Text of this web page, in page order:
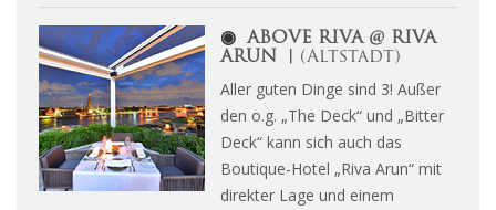
◉ABOVE RIVA @ RIVA
ARUN ︱ (Altstadt)
Aller guten Dinge sind 3! Außer
den o.g. „The Deck“ und „Bitter
Deck“ kann sich auch das
Boutique-Hotel „Riva Arun“ mit
direkter Lage und einem